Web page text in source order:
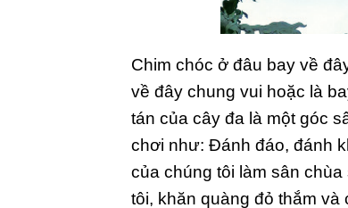
Chim chóc ở đâu bay về
về đây chung vui hoặc là
tán của cây đa là một góc
chơi như: Đánh đáo, đánh
của chúng tôi làm sân
tôi, khăn quàng đỏ thắm